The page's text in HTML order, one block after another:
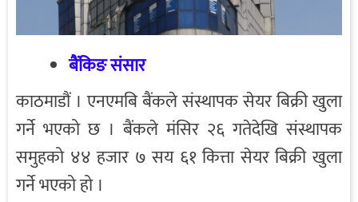
बैंकिङ संसार
काठमाडौं । एनएमबि बैंकले संस्थापक सेयर बिक्री खुला
गर्ने भएको छ । बैंकले मंसिर २६ गतेदेखि संस्थापक
समुहको ४४ हजार ७ सय ६१ कित्ता सेयर बिक्री खुला
गर्ने भएको हो ।